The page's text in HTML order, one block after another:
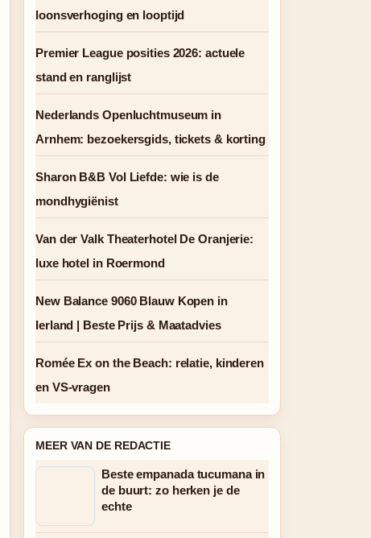
loonsverhoging en looptijd
Premier League posities 2026: actuele
stand en ranglijst
Nederlands Openluchtmuseum in
Arnhem: bezoekersgids, tickets & korting
Sharon B&B Vol Liefde: wie is de
mondhygiënist
Van der Valk Theaterhotel De Oranjerie:
luxe hotel in Roermond
New Balance 9060 Blauw Kopen in
Ierland | Beste Prijs & Maatadvies
Romée Ex on the Beach: relatie, kinderen
en VS-vragen
MEER VAN DE REDACTIE
Beste empanada tucumana in
de buurt: zo herken je de
echte